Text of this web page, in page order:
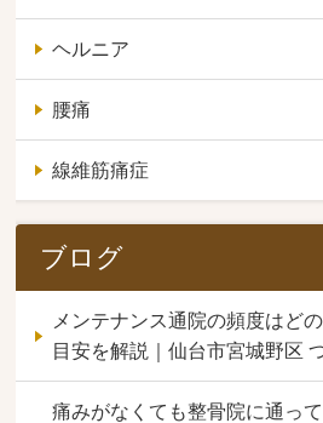
ヘルニア
腰痛
線維筋痛症
ブログ
メンテナンス通院の頻度はど
目安を解説｜仙台市宮城野区
痛みがなくても整骨院に通っ